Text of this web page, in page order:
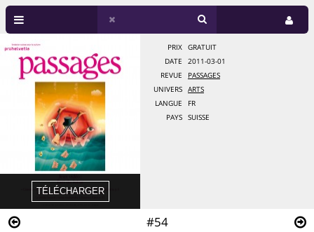
#54
PRIX
GRATUIT
DATE
2011-03-01
REVUE
PASSAGES
UNIVERS
ARTS
LANGUE
FR
PAYS
SUISSE